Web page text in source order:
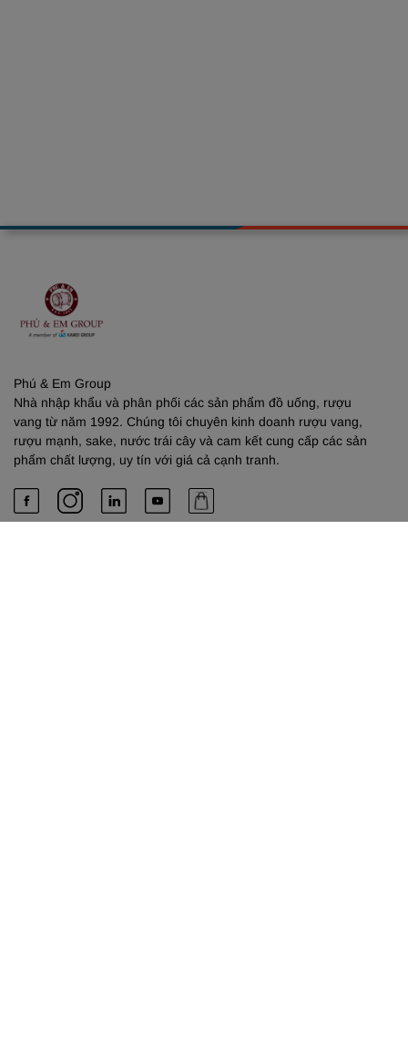
Phú & Em Group
Nhà nhập khẩu và phân phối các sản phẩm đồ uống, rượu
vang từ năm 1992. Chúng tôi chuyên kinh doanh rượu vang,
rượu mạnh, sake, nước trái cây và cam kết cung cấp các sản
phẩm chất lượng, uy tín với giá cả cạnh tranh.